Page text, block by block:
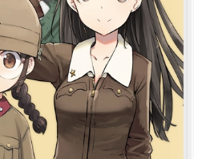
キャスト伏見いなり：大空直美宇
之御魂之神：桑島法子丹波橋紅
：岡本寛志コン：原紗友里三条京
：池辺久美子丸太町ちか：佐土原
おり墨染朱美：野水伊織伏見燈
：上田燿司シシ：日野聡ロロ：花
夏樹大年神：子安武人大宮能売
：三上枝織天照大御神：磯辺万沙
スタッフ原作：よしだもろへ(ヤン